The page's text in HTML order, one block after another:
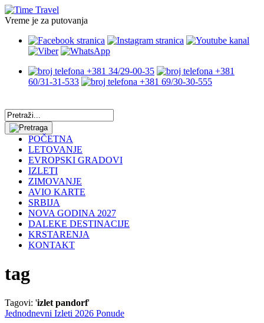
Vreme je za putovanja
+381 34/29-00-35
+381
60/31-31-533
+381 69/30-30-555
POČETNA
LETOVANJE
EVROPSKI GRADOVI
IZLETI
ZIMOVANJE
AVIO KARTE
SRBIJA
NOVA GODINA 2027
DALEKE DESTINACIJE
KRSTARENJA
KONTAKT
tag
Tagovi: 'izlet pandorf'
Jednodnevni Izleti 2026 Ponude